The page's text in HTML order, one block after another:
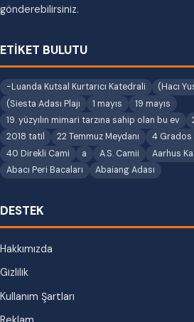
gönderebilirsiniz.
ETİKET BULUTU
-Luanda Kutsal Kurtarıcı Katedrali
(Hacı
(Siesta Adası Plajı
1 mayıs
19 mayıs
19. yüzyılın mimari tarzına sahip olan bu ev
2018 tatil
22 Temmuz Meydanı
4
40 Direkli Cami
a A.S. Camii
Aarhus
Abacı Peri Bacaları
Abaiang Adası
DESTEK
Hakkımızda
Gizlilik
Kullanım Şartları